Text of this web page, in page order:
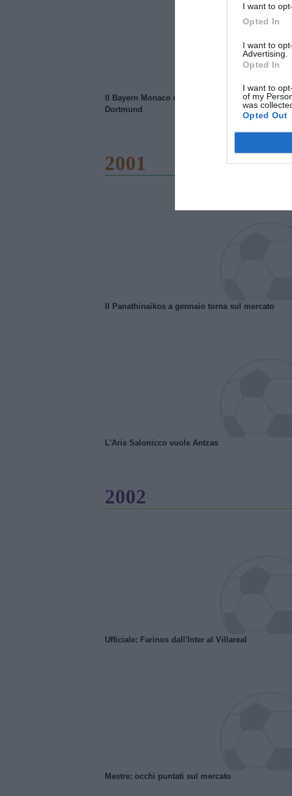
I want to
Opted In
I want to
Advertising.
Opted In
I want to
of my
was
Opted Out
Il Bayern Monaco ridimensiona il Borussia
Dortmund
2001
Il Panathinaikos a gennaio torna sul mercato
L'Aris Salonicco vuole Antzas
2002
Ufficiale: Farinos dall'Inter al Villareal
Mestre: occhi puntati sul mercato